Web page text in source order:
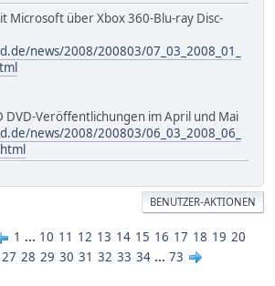
Microsoft über Xbox 360-Blu-ray Disc-
news/2008/200803/07_03_2008_01_
DVD-Veröffentlichungen im April und Mai
news/2008/200803/06_03_2008_06_
BENUTZER-AKTIONEN
1 ... 10 11 12 13 14 15 16 17 18 19 20
27 28 29 30 31 32 33 34 ... 73